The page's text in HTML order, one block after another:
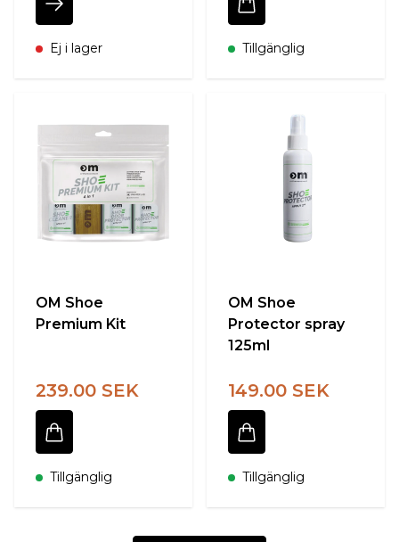
Ej i lager Tillgänglig
OM Shoe
Premium Kit
239.00 SEK
Tillgänglig
OM Shoe
Protector spray
125ml
149.00 SEK
Tillgänglig